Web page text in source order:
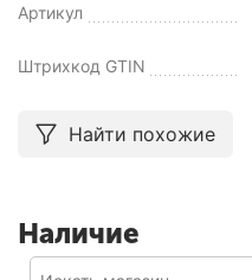
Артикул
Штрихкод GTIN
Найти похожие
Наличие